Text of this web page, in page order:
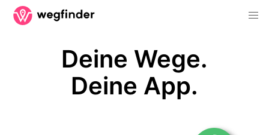
Deine Wege.
Deine App.